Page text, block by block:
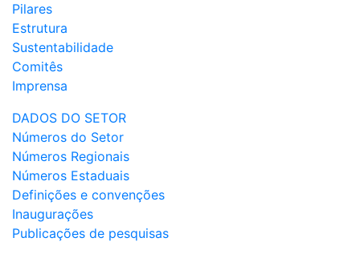
Pilares
Estrutura
Sustentabilidade
Comitês
Imprensa
DADOS DO SETOR
Números do Setor
Números Regionais
Números Estaduais
Definições e convenções
Inaugurações
Publicações de pesquisas